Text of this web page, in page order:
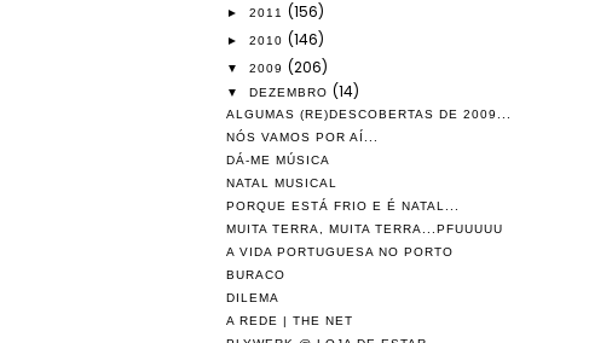
► 2011 (156)
► 2010 (146)
▼ 2009 (206)
▼ DEZEMBRO (14)
ALGUMAS (RE)DESCOBERTAS DE 2009...
NÓS VAMOS POR AÍ...
DÁ-ME MÚSICA
NATAL MUSICAL
PORQUE ESTÁ FRIO E É NATAL...
MUITA TERRA, MUITA TERRA...PFUUUUU
A VIDA PORTUGUESA NO PORTO
BURACO
DILEMA
A REDE | THE NET